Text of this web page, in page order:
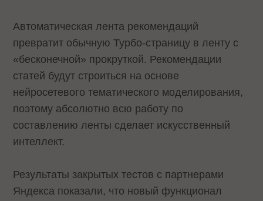
Автоматическая лента рекомендаций
превратит обычную Турбо-страницу в ленту с
«бесконечной» прокруткой. Рекомендации
статей будут строиться на основе
нейросетевого тематического моделирования,
поэтому абсолютно всю работу по
составлению ленты сделает искусственный
интеллект.
Результаты закрытых тестов с партнерами
Яндекса показали, что новый функционал